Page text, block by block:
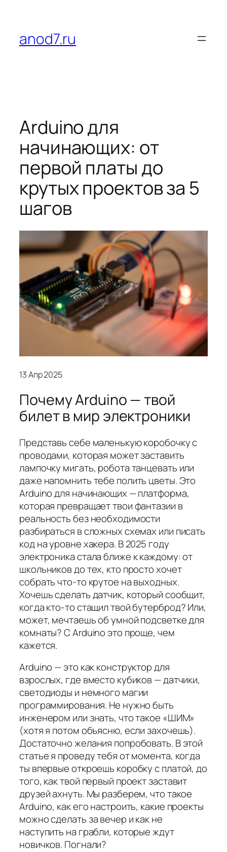
содержимому
anod7.ru
Arduino для
начинающих: от
первой платы до
крутых проектов за 5
шагов
13 Апр 2025
Почему Arduino — твой
билет в мир электроники
Представь себе маленькую коробочку с
проводами, которая может заставить
лампочку мигать, робота танцевать или
даже напомнить тебе полить цветы. Это
Arduino для начинающих — платформа,
которая превращает твои фантазии в
реальность без необходимости
разбираться в сложных схемах или писать
код на уровне хакера. В 2025 году
электроника стала ближе к каждому: от
школьников до тех, кто просто хочет
собрать что-то крутое на выходных.
Хочешь сделать датчик, который сообщит,
когда кто-то стащил твой бутерброд? Или,
может, мечтаешь об умной подсветке для
комнаты? С Arduino это проще, чем
кажется.
Arduino — это как конструктор для
взрослых, где вместо кубиков — датчики,
светодиоды и немного магии
программирования. Не нужно быть
инженером или знать, что такое «ШИМ»
(хотя я потом объясню, если захочешь).
Достаточно желания попробовать. В этой
статье я проведу тебя от момента, когда
ты впервые откроешь коробку с платой, до
того, как твой первый проект заставит
друзей ахнуть. Мы разберем, что такое
Arduino, как его настроить, какие проекты
можно сделать за вечер и как не
наступить на грабли, которые ждут
новичков. Погнали?